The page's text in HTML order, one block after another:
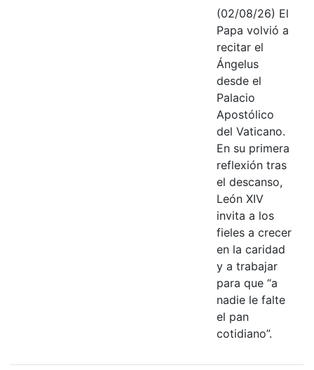
(02/08/26) El
Papa volvió a
recitar el
Ángelus
desde el
Palacio
Apostólico
del Vaticano.
En su primera
reflexión tras
el descanso,
León XIV
invita a los
fieles a crecer
en la caridad
y a trabajar
para que “a
nadie le falte
el pan
cotidiano”.